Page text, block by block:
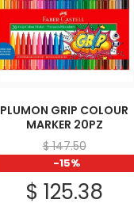
PLUMON GRIP COLOUR
MARKER 20PZ
$ 147.50
-15%
$ 125.38